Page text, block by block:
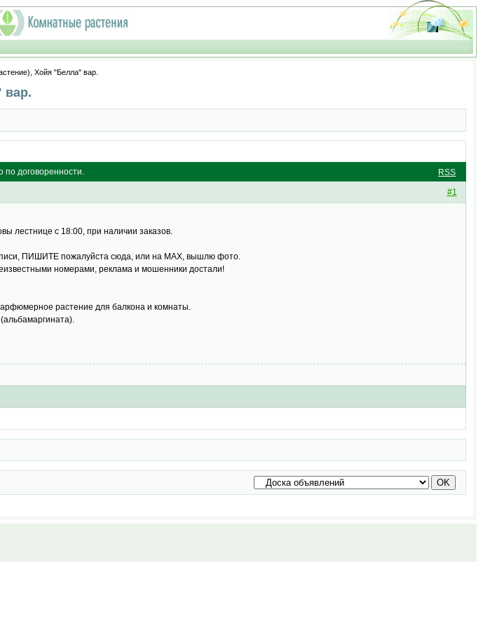
Хойя "Белла" вар.
вар.
RSS
договоренности.
#1
лестнице с 18:00, при наличии заказов.
ПИШИТЕ пожалуйста сюда, или на МАХ, вышлю фото.
номерами, реклама и мошенники достали!
растение для балкона и комнаты.